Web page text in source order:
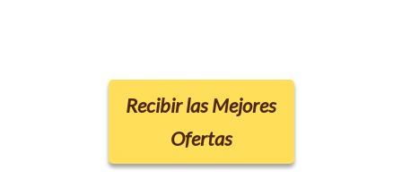
Recibir las Mejores
Ofertas